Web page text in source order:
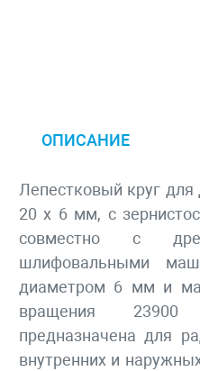
ОПИСАНИЕ
Лепестковый круг
20 х 6 мм, с
совместно с
шлифовальными
диаметром 6 мм и
вращения 23900
предназначена для
внутренних и